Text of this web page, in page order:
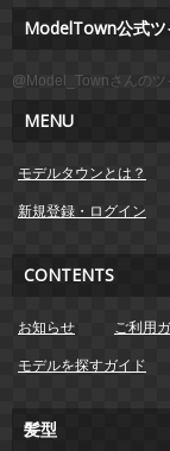
ModelTown公式ツ
@Model_Townさんのツ
MENU
モデルタウンとは？
新規登録・ログイン
CONTENTS
お知らせ ご利用
モデルを探すガイド
髪型